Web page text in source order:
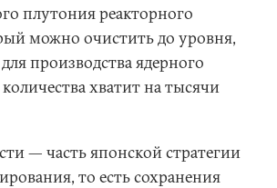
плутония реакторного
можно очистить до уровня,
производства ядерного
хватит на тысячи
— часть японской стратегии
то есть сохранения